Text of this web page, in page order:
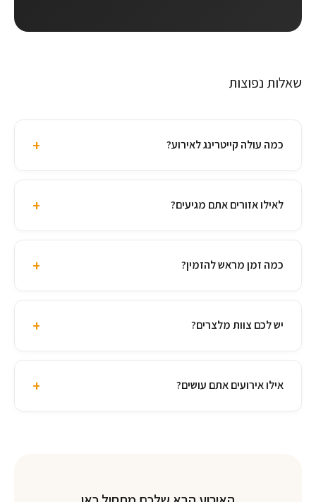
שאלות נפוצות
כמה עולה קייטרינג לאירוע? +
לאילו אזורים אתם מגיעים? +
כמה זמן מראש להזמין? +
יש לכם צוות מלצרים? +
אילו אירועים אתם עושים? +